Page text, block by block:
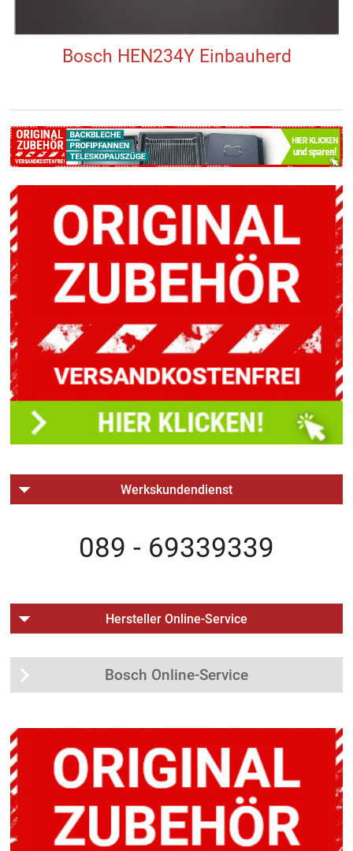
Bosch HEN234Y Einbauherd
Werkskundendienst
089 - 69339339
Hersteller Online-Service
Bosch Online-Service